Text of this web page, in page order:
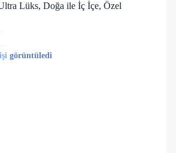
Lüks, Doğa ile İç İçe, Özel
görüntüledi